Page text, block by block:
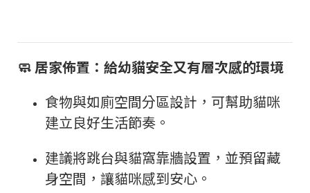
🧼居家佈置：給幼貓安全又有層次感的環境
食物與如廁空間分區設計，可幫助貓咪
建立良好生活節奏。
建議將跳台與貓窩靠牆設置，並預留藏
身空間，讓貓咪感到安心。